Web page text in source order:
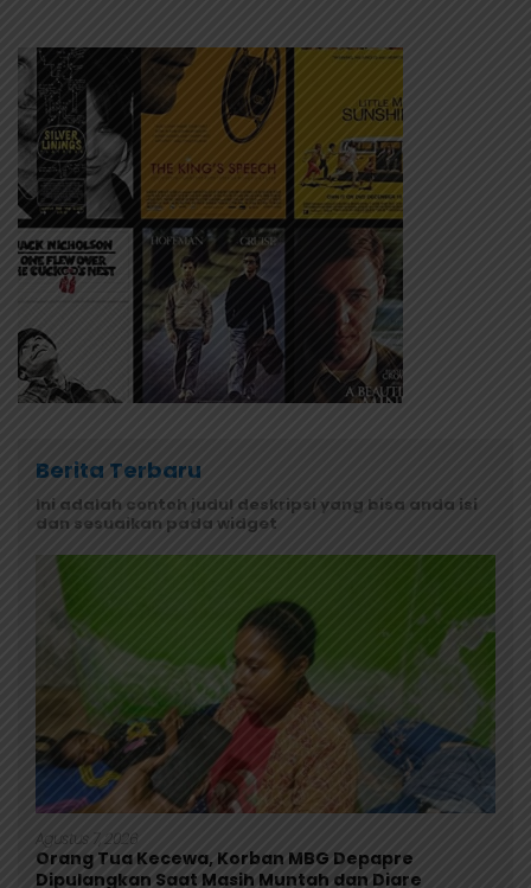
Berita Terbaru
Ini adalah contoh judul deskripsi yang bisa anda isi
dan sesuaikan pada widget
Agustus 7, 2026
Orang Tua Kecewa, Korban MBG Depapre
Dipulangkan Saat Masih Muntah dan Diare